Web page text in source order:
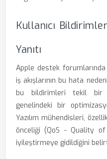
Kullanıcı
Yanıtı
Apple destek
iş akışlarının bu hata
bu bildirimleri tekil bir
genelindeki bir
Yazılım mühendisleri,
önceliği (QoS - Quality
iyileştirmeye gidildiğini